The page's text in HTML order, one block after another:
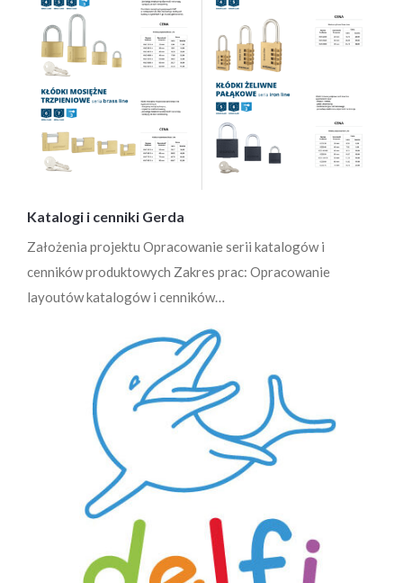
Katalogi i cenniki Gerda
Założenia projektu Opracowanie serii katalogów i
cenników produktowych Zakres prac: Opracowanie
layoutów katalogów i cenników…